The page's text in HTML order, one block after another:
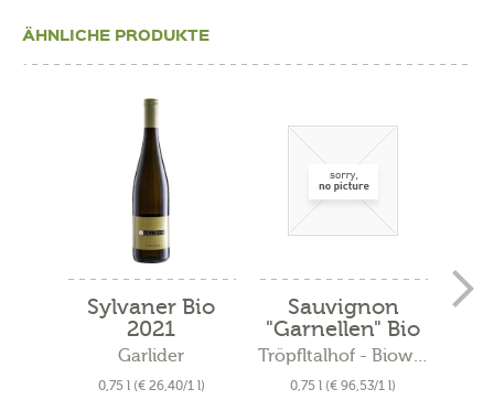
ÄHNLICHE PRODUKTE
Sylvaner Bio
2021
Garlider
0,75 l (€ 26,40/1 l)
Sauvignon
"Garnellen" Bio
2019
Tröpfltalhof - Bioweinhof
0,75 l (€ 96,53/1 l)